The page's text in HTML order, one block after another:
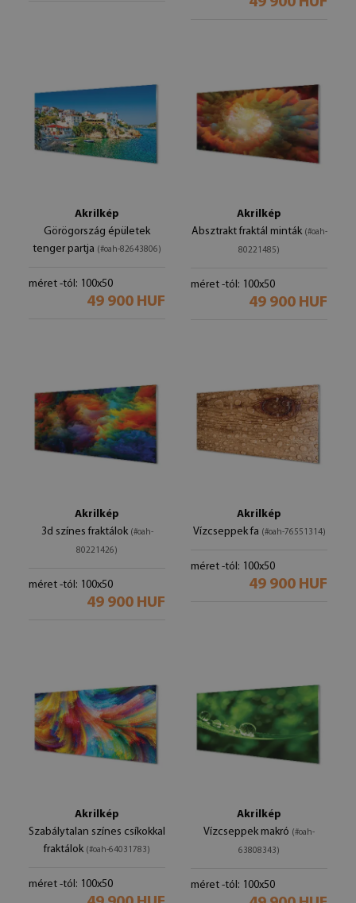
Akrilkép
Görögország épületek
tenger partja (#oah-82643806)
méret -tól: 100x50
49 900 HUF
Akrilkép
Absztrakt fraktál minták (#oah-
80221485)
méret -tól: 100x50
49 900 HUF
Akrilkép
3d színes fraktálok (#oah-
80221426)
méret -tól: 100x50
49 900 HUF
Akrilkép
Vízcseppek fa (#oah-76551314)
méret -tól: 100x50
49 900 HUF
Akrilkép
Szabálytalan színes csíkokkal
fraktálok (#oah-64031783)
méret -tól: 100x50
Akrilkép
Vízcseppek makró (#oah-
63808343)
méret -tól: 100x50